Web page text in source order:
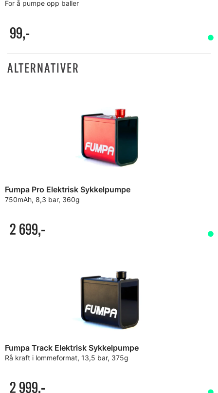
For å pumpe opp baller
99,-
ALTERNATIVER
Fumpa Pro Elektrisk Sykkelpumpe
750mAh, 8,3 bar, 360g
2 699,-
Fumpa Track Elektrisk Sykkelpumpe
Rå kraft i lommeformat, 13,5 bar, 375g
2 999,-